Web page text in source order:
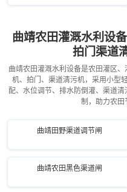
曲靖农田灌溉水利设
拍门渠道
曲靖农田灌溉水利设备是农田灌区
机、拍门、渠道清污机，采用小型
配、水位调节、排水防倒灌、渠道
制，助力农田
曲靖田野渠道调节闸
曲靖农田黑色渠道闸